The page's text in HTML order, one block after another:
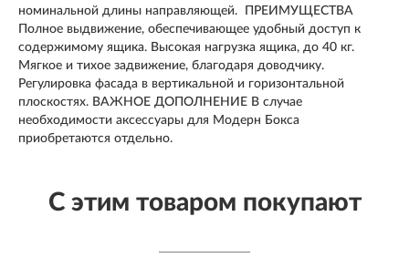
номинальной длины направляющей. ПРЕИМУЩЕСТВА
Полное выдвижение, обеспечивающее удобный доступ к
содержимому ящика. Высокая нагрузка ящика, до 40 кг.
Мягкое и тихое задвижение, благодаря доводчику.
Регулировка фасада в вертикальной и горизонтальной
плоскостях. ВАЖНОЕ ДОПОЛНЕНИЕ В случае
необходимости аксессуары для Модерн Бокса
приобретаются отдельно.
С этим товаром покупают